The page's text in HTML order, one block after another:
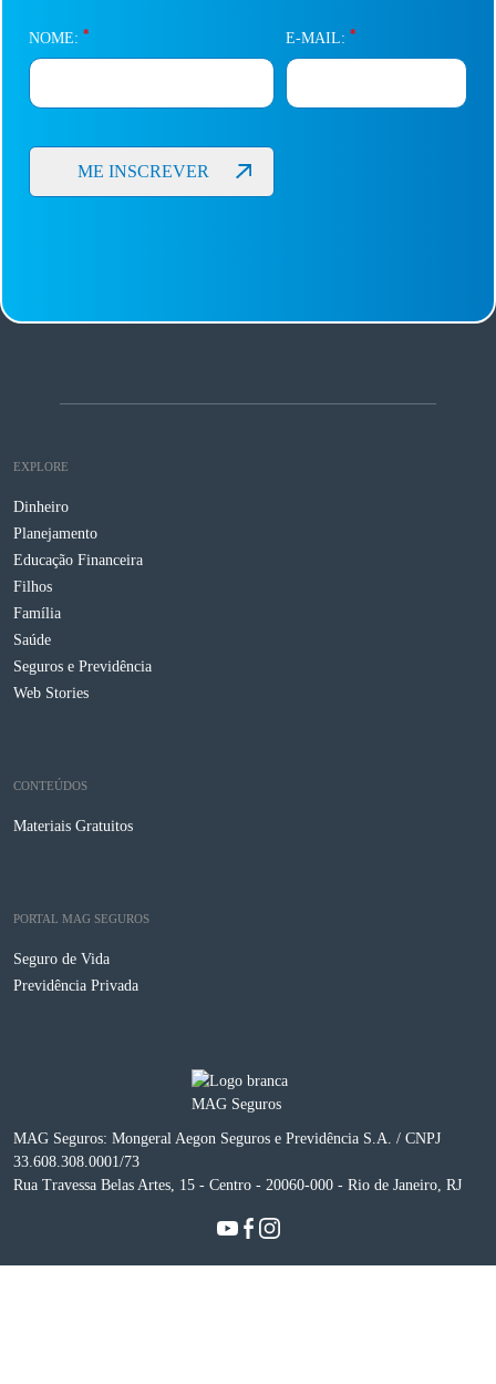
NOME: * E-MAIL: *
EXPLORE
Dinheiro
Planejamento
Educação Financeira
Filhos
Família
Saúde
Seguros e Previdência
Web Stories
CONTEÚDOS
Materiais Gratuitos
PORTAL MAG SEGUROS
Seguro de Vida
Previdência Privada
MAG Seguros: Mongeral Aegon Seguros e Previdência S.A. / CNPJ
33.608.308.0001/73
Rua Travessa Belas Artes, 15 - Centro - 20060-000 - Rio de Janeiro, RJ